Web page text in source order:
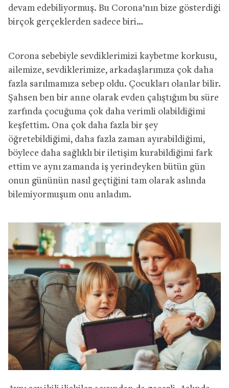
devam edebiliyormuş. Bu Corona’nın bize gösterdiği
birçok gerçeklerden sadece biri…
Corona sebebiyle sevdiklerimizi kaybetme korkusu,
ailemize, sevdiklerimize, arkadaşlarımıza çok daha
fazla sarılmamıza sebep oldu. Çocukları olanlar bilir.
Şahsen ben bir anne olarak evden çalıştığım bu süre
zarfında çocuğuma çok daha verimli olabildiğimi
keşfettim. Ona çok daha fazla bir şey
öğretebildiğimi, daha fazla zaman ayırabildiğimi,
böylece daha sağlıklı bir iletişim kurabildiğimi fark
ettim ve aynı zamanda iş yerindeyken bütün gün
onun gününün nasıl geçtiğini tam olarak aslında
bilemiyormuşum onu anladım.